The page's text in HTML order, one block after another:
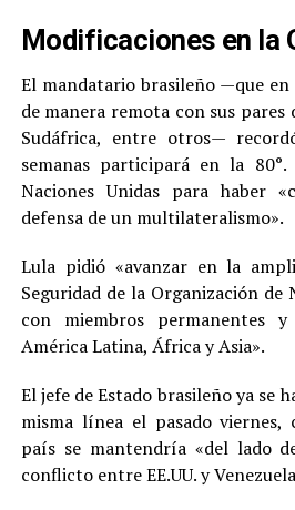
Modificaciones en la
El mandatario brasileño —que
de manera remota con sus pares
Sudáfrica, entre otros—
semanas participará en la 80°.
Naciones Unidas para haber
defensa de un multilateralismo».
Lula pidió «avanzar en la
Seguridad de la Organización de
con miembros permanentes
América Latina, África y Asia».
El jefe de Estado brasileño ya se
misma línea el pasado viernes,
país se mantendría «del lado
conflicto entre EE.UU. y